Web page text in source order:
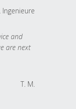
Ingenieure
and
are next
T. M.